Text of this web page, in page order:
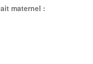
maternel :